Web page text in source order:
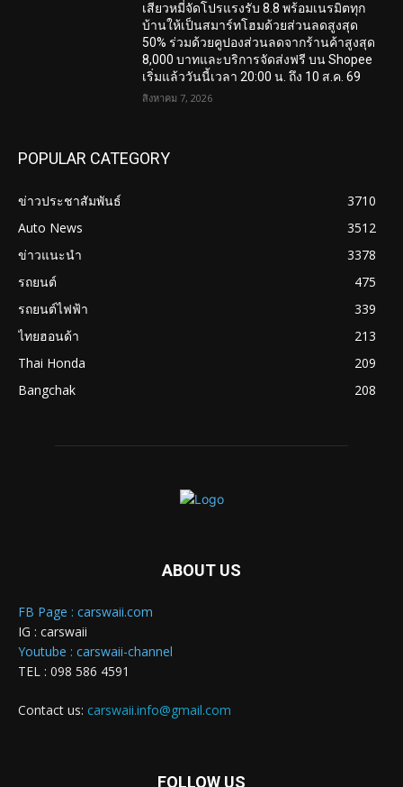
เสียวหมี่จัดโปรแรงรับ 8.8 พร้อมเนรมิตทุก
บ้านให้เป็นสมาร์ทโฮมด้วยส่วนลดสูงสุด
50% ร่วมด้วยคูปองส่วนลดจากร้านค้าสูงสุด
8,000 บาทและบริการจัดส่งฟรี บน Shopee
เริ่มแล้ววันนี้เวลา 20:00 น. ถึง 10 ส.ค. 69
สิงหาคม 7, 2026
POPULAR CATEGORY
ข่าวประชาสัมพันธ์
3710
Auto News
3512
ข่าวแนะนำ
3378
รถยนต์
475
รถยนต์ไฟฟ้า
339
ไทยฮอนด้า
213
Thai Honda
209
Bangchak
208
ABOUT US
FB Page : carswaii.com
IG : carswaii
Youtube : carswaii-channel
TEL : 098 586 4591
Contact us: carswaii.info@gmail.com
FOLLOW US